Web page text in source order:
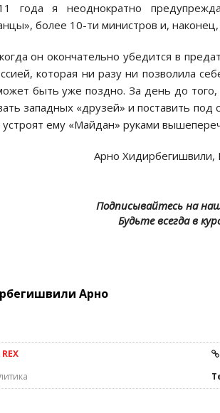
года я неоднократно
более 10-ти министров и,
он окончательно убедится в
которая ни разу ни позволила
быть уже поздно. За день до
западных «друзей» и поставить под
устроят ему «Майдан» руками
Арно
Подписывайтесь на
Будьте всегда в
Арно